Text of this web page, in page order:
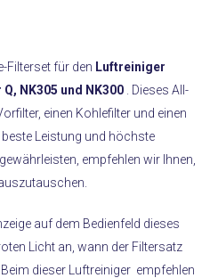
Filterset für den Luftreiniger
NK305 und NK300
. Dieses All-
einen Kohlefilter und einen
beste Leistung und höchste
empfehlen wir Ihnen,
auf dem Bedienfeld dieses
Licht an, wann der Filtersatz
dieser Luftreiniger empfehlen